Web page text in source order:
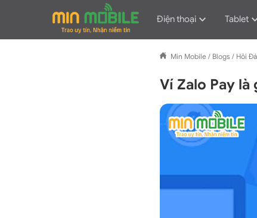
Điện thoại Tablet
Min Mobile / Blogs / Hỏi
Ví Zalo Pay